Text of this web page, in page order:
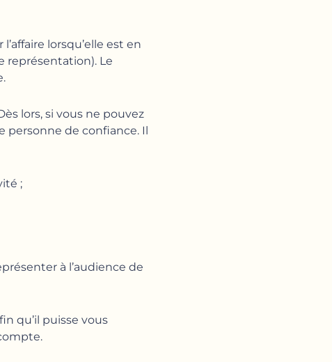
lorsqu’elle est en
représentation). Le
lors, si vous ne pouvez
personne de confiance. Il
;
à l’audience de
qu’il puisse vous